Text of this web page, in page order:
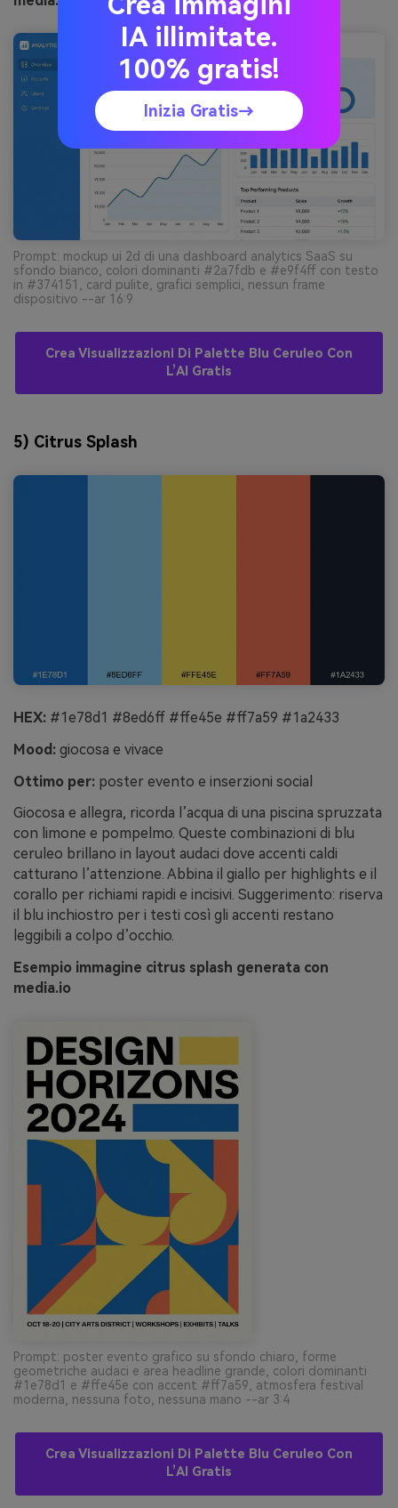
Prompt: mockup ui 2d di una dashboard analytics SaaS su
sfondo bianco, colori dominanti #2a7fdb e #e9f4ff con testo
in #374151, card pulite, grafici semplici, nessun frame
dispositivo --ar 16:9
Crea Visualizzazioni Di Palette Blu Ceruleo Con
L’AI Gratis
5) Citrus Splash
HEX: #1e78d1 #8ed6ff #ffe45e #ff7a59 #1a2433
Mood: giocosa e vivace
Ottimo per: poster evento e inserzioni social
Giocosa e allegra, ricorda l’acqua di una piscina spruzzata
con limone e pompelmo. Queste combinazioni di blu
ceruleo brillano in layout audaci dove accenti caldi
catturano l’attenzione. Abbina il giallo per highlights e il
corallo per richiami rapidi e incisivi. Suggerimento: riserva
il blu inchiostro per i testi così gli accenti restano
leggibili a colpo d’occhio.
Esempio immagine citrus splash generata con
media.io
Prompt: poster evento grafico su sfondo chiaro, forme
geometriche audaci e area headline grande, colori dominanti
#1e78d1 e #ffe45e con accent #ff7a59, atmosfera festival
moderna, nessuna foto, nessuna mano --ar 3:4
Crea Visualizzazioni Di Palette Blu Ceruleo Con
L’AI Gratis
IA illimitate.
100% gratis!
Inizia Gratis→